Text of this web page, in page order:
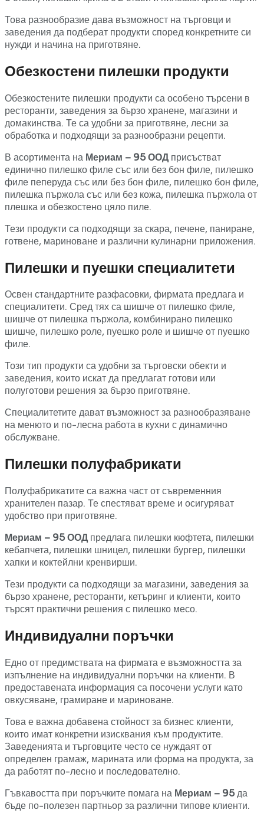
Това разнообразие дава възможност на търговци и
заведения да подберат продукти според конкретните си
нужди и начина на приготвяне.
Обезкостени пилешки продукти
Обезкостените пилешки продукти са особено търсени в
ресторанти, заведения за бързо хранене, магазини и
домакинства. Те са удобни за приготвяне, лесни за
обработка и подходящи за разнообразни рецепти.
В асортимента на Мериам – 95 ООД присъстват
единично пилешко филе със или без бон филе, пилешко
филе пеперуда със или без бон филе, пилешко бон филе,
пилешка пържола със или без кожа, пилешка пържола от
плешка и обезкостено цяло пиле.
Тези продукти са подходящи за скара, печене, паниране,
готвене, мариноване и различни кулинарни приложения.
Пилешки и пуешки специалитети
Освен стандартните разфасовки, фирмата предлага и
специалитети. Сред тях са шишче от пилешко филе,
шишче от пилешка пържола, комбинирано пилешко
шишче, пилешко роле, пуешко роле и шишче от пуешко
филе.
Този тип продукти са удобни за търговски обекти и
заведения, които искат да предлагат готови или
полуготови решения за бързо приготвяне.
Специалитетите дават възможност за разнообразяване
на менюто и по-лесна работа в кухни с динамично
обслужване.
Пилешки полуфабрикати
Полуфабрикатите са важна част от съвременния
хранителен пазар. Те спестяват време и осигуряват
удобство при приготвяне.
Мериам – 95 ООД предлага пилешки кюфтета, пилешки
кебапчета, пилешки шницел, пилешки бургер, пилешки
хапки и коктейлни кренвирши.
Тези продукти са подходящи за магазини, заведения за
бързо хранене, ресторанти, кетъринг и клиенти, които
търсят практични решения с пилешко месо.
Индивидуални поръчки
Едно от предимствата на фирмата е възможността за
изпълнение на индивидуални поръчки на клиенти. В
предоставената информация са посочени услуги като
овкусяване, грамиране и мариноване.
Това е важна добавена стойност за бизнес клиенти,
които имат конкретни изисквания към продуктите.
Заведенията и търговците често се нуждаят от
определен грамаж, марината или форма на продукта, за
да работят по-лесно и последователно.
Гъвкавостта при поръчките помага на Мериам – 95да
бъде по-полезен партньор за различни типове клиенти.